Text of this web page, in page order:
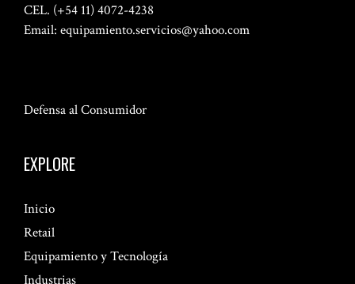
CEL. (+54 11) 4072-4238
Email: equipamiento.servicios@yahoo.com
Defensa al Consumidor
EXPLORE
Inicio
Retail
Equipamiento y Tecnología
Industrias